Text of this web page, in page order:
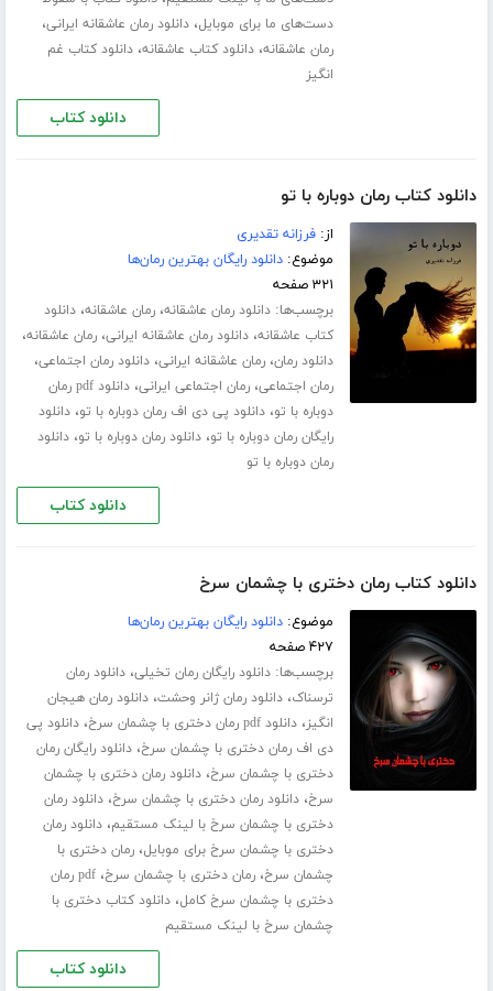
دست‌های ما برای موبایل،دانلود رمان عاشقانه ایرانی،
رمان عاشقانه،دانلود کتاب عاشقانه،دانلود کتاب غم
انگیز
دانلود کتاب
دانلود کتاب رمان دوباره با تو
از:فرزانه تقدیری
موضوع:دانلود رایگان بهترین رمان‌ها
۳۲۱ صفحه
برچسب‌ها:دانلود رمان عاشقانه،رمان عاشقانه،دانلود
کتاب عاشقانه،دانلود رمان عاشقانه ایرانی،رمان عاشقانه،
دانلود رمان،رمان عاشقانه ایرانی،دانلود رمان اجتماعی،
رمان اجتماعی،رمان اجتماعی ایرانی،
دانلود pdf رمان
دوباره با تو،دانلود پی دی اف رمان دوباره با تو،دانلود
رایگان رمان دوباره با تو،دانلود رمان دوباره با تو،دانلود
رمان دوباره با تو
دانلود کتاب
دانلود کتاب رمان دختری با چشمان سرخ
موضوع:دانلود رایگان بهترین رمان‌ها
۴۲۷ صفحه
برچسب‌ها:دانلود رایگان رمان تخیلی،دانلود رمان
ترسناک،دانلود رمان ژانر وحشت،دانلود رمان هیجان
انگیز،دانلود pdf رمان دختری با چشمان سرخ ،دانلود پی
دی اف رمان دختری با چشمان سرخ،دانلود رایگان رمان
دختری با چشمان سرخ،دانلود رمان دختری با چشمان
سرخ،دانلود رمان دختری با چشمان سرخ،دانلود رمان
دختری با چشمان سرخ با لینک مستقیم،دانلود رمان
دختری با چشمان سرخ برای موبایل،رمان دختری با
چشمان سرخ،رمان دختری با چشمان سرخ،
pdf رمان
دختری با چشمان سرخ کامل،دانلود کتاب دختری با
چشمان سرخ با لینک مستقیم
دانلود کتاب